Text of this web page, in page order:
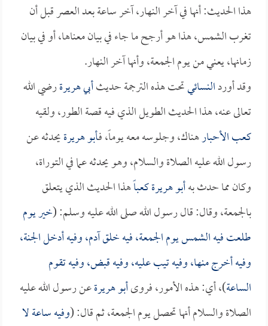
هذا الحديث: أنها في آخر النهار، آخر ساعة بعد العصر قبل أن
تغرب الشمس، هذا هو أرجح ما جاء في بيان معناها، أو في بيان
زمانها، يعني من يوم الجمعة، وأنها آخر النهار.
وقد أوردالنسائيتحت هذه الترجمة حديثأبي هريرةرضي الله
تعالى عنه، هذا الحديث الطويل الذي فيه قصة الطور، ولقيه
كعب الأحبارهناك، وجلوسه معه يوماً، فـأبو هريرةيحدثه عن
رسول الله عليه الصلاة والسلام، وهو يحدثه عما في التوراة،
وكان مما حدث بهأبو هريرةكعباًهذا الحديث الذي يتعلق
بالجمعة، وقال: قال رسول الله صلى الله عليه وسلم: (خير يوم
طلعت فيه الشمس يوم الجمعة، فيه خلق آدم، وفيه أدخل الجنة،
وفيه أخرج منها، وفيه تيب عليه، وفيه قبض، وفيه تقوم
الساعة)، أي: هذه الأمور، فروىأبو هريرةعن رسول الله عليه
الصلاة والسلام أنها تحصل يوم الجمعة، ثم قال: (وفيه ساعة لا